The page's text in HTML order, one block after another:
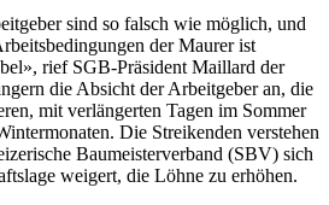
sind so falsch wie möglich, und
der Maurer ist
rief SGB-Präsident Maillard der
die Absicht der Arbeitgeber an, die
mit verlängerten Tagen im Sommer
Die Streikenden verstehen
Baumeisterverband (SBV) sich
weigert, die Löhne zu erhöhen.